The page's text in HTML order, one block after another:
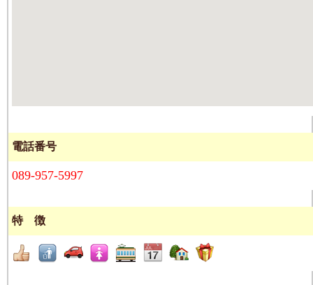
電話番号
089-957-5997
特 徴